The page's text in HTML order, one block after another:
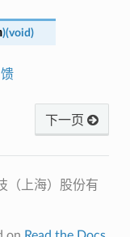
)(void)
下一页
（上海）股份有